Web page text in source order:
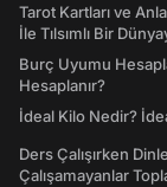
Tarot Kartları ve
İle Tılsımlı Bir
Burç Uyumu
Hesaplanır?
İdeal Kilo Nedir?
Ders Çalışırken
Çalışamayanlar